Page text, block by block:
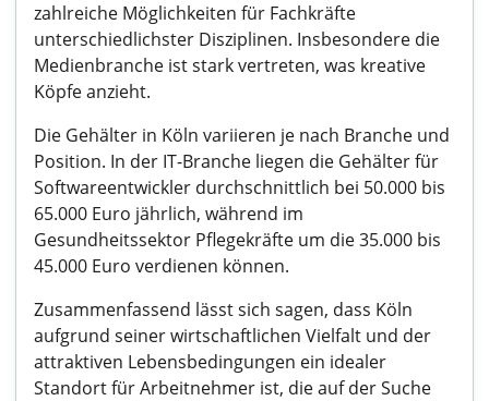
zahlreiche Möglichkeiten für Fachkräfte
unterschiedlichster Disziplinen. Insbesondere die
Medienbranche ist stark vertreten, was kreative
Köpfe anzieht.
Die Gehälter in Köln variieren je nach Branche und
Position. In der IT-Branche liegen die Gehälter für
Softwareentwickler durchschnittlich bei 50.000 bis
65.000 Euro jährlich, während im
Gesundheitssektor Pflegekräfte um die 35.000 bis
45.000 Euro verdienen können.
Zusammenfassend lässt sich sagen, dass Köln
aufgrund seiner wirtschaftlichen Vielfalt und der
attraktiven Lebensbedingungen ein idealer
Standort für Arbeitnehmer ist, die auf der Suche